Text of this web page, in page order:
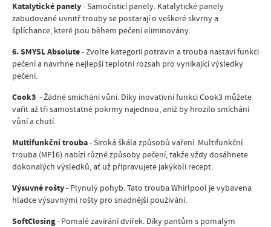
Katalytické panely- Samočisticí panely. Katalytické panely
zabudované uvnitř trouby se postarají o veškeré skvrny a
šplíchance, které jsou během pečení eliminovány.
6. SMYSL Absolute- Zvolte kategorii potravin a trouba nastaví funkci
pečení a navrhne nejlepší teplotní rozsah pro vynikající výsledky
pečení.
Cook3 - Žádné smíchání vůní. Díky inovativní funkci Cook3 můžete
vařit až tři samostatné pokrmy najednou, aniž by hrozilo smíchání
vůní a chutí.
Multifunkční trouba- Široká škála způsobů vaření. Multifunkční
trouba (MF16) nabízí různé způsoby pečení, takže vždy dosáhnete
dokonalých výsledků, ať už připravujete jakýkoli recept.
Výsuvné rošty- Plynulý pohyb. Tato trouba Whirlpool je vybavena
hladce výsuvnými rošty pro snadnější používání.
SoftClosing- Pomalé zavírání dvířek. Díky pantům s pomalým